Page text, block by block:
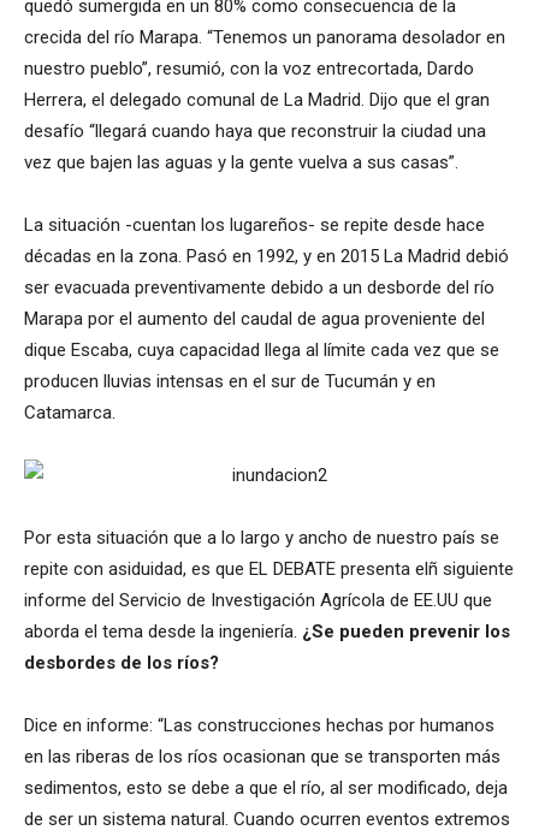
quedó sumergida en un 80% como consecuencia de la
crecida del río Marapa. “Tenemos un panorama desolador en
nuestro pueblo”, resumió, con la voz entrecortada, Dardo
Herrera, el delegado comunal de La Madrid. Dijo que el gran
desafío “llegará cuando haya que reconstruir la ciudad una
vez que bajen las aguas y la gente vuelva a sus casas”.
La situación -cuentan los lugareños- se repite desde hace
décadas en la zona. Pasó en 1992, y en 2015 La Madrid debió
ser evacuada preventivamente debido a un desborde del río
Marapa por el aumento del caudal de agua proveniente del
dique Escaba, cuya capacidad llega al límite cada vez que se
producen lluvias intensas en el sur de Tucumán y en
Catamarca.
Por esta situación que a lo largo y ancho de nuestro país se
repite con asiduidad, es que EL DEBATE presenta elñ siguiente
informe del Servicio de Investigación Agrícola de EE.UU que
aborda el tema desde la ingeniería. ¿Se pueden prevenir los
desbordes de los ríos?
Dice en informe: “Las construcciones hechas por humanos
en las riberas de los ríos ocasionan que se transporten más
sedimentos, esto se debe a que el río, al ser modificado, deja
de ser un sistema natural. Cuando ocurren eventos extremos